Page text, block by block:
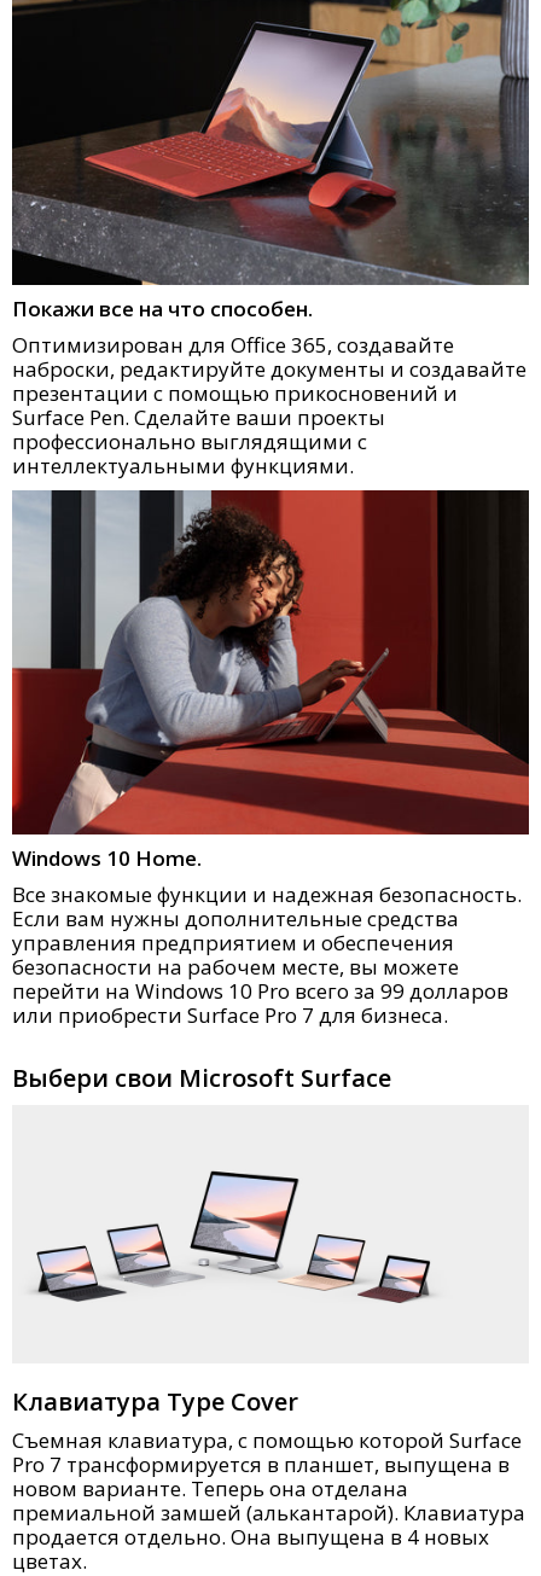
Покажи все на что способен.
Оптимизирован для Office 365, создавайте
наброски, редактируйте документы и создавайте
презентации с помощью прикосновений и
Surface Pen. Сделайте ваши проекты
профессионально выглядящими с
интеллектуальными функциями.
Windows 10 Home.
Все знакомые функции и надежная безопасность.
Если вам нужны дополнительные средства
управления предприятием и обеспечения
безопасности на рабочем месте, вы можете
перейти на Windows 10 Pro всего за 99 долларов
или приобрести Surface Pro 7 для бизнеса.
Выбери свои Microsoft Surface
Клавиатура Type Cover
Съемная клавиатура, с помощью которой Surface
Pro 7 трансформируется в планшет, выпущена в
новом варианте. Теперь она отделана
премиальной замшей (алькантарой). Клавиатура
продается отдельно. Она выпущена в 4 новых
цветах.